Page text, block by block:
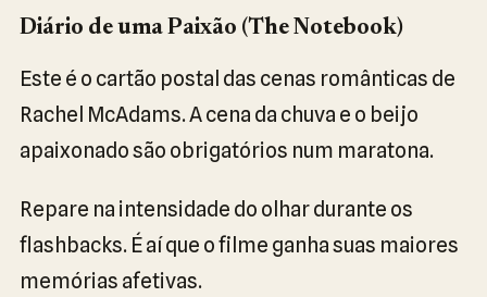
Diário de uma Paixão (The Notebook)
Este é o cartão postal das cenas românticas de
Rachel McAdams. A cena da chuva e o beijo
apaixonado são obrigatórios num maratona.
Repare na intensidade do olhar durante os
flashbacks. É aí que o filme ganha suas maiores
memórias afetivas.